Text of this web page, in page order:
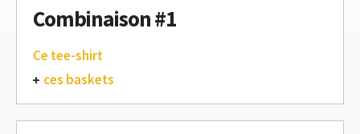
Combinaison #1
Ce tee-shirt
ces baskets